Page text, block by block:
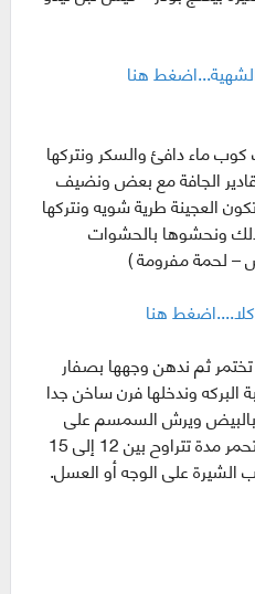
هنا
ماء دافئ والسكر ونتركها
الجافة مع بعض ونضيف
العجينة طرية شويه ونتركها
ذلك ونحشوها بالحشوات
– لحمة مفرومة )
هنا
تختمر ثم ندهن وجهها بصفار
وندخلها فرن ساخن جدا
بالبيض ويرش السمسم على
الوجه ثم توضع في الفرن حتى تتحمر مدة تتراوح بين 12 إلى 15
على الوجه أو العسل.